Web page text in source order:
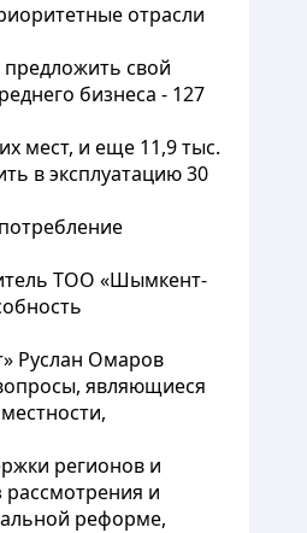
отрасли
свой
бизнеса - 127
мест, и еще 11,9 тыс.
в эксплуатацию 30
ТОО «Шымкент-
Руслан Омаров
являющиеся
регионов и
рассмотрения и
реформе,